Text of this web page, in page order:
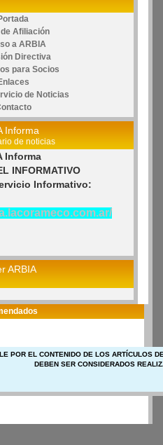
de Afiliación
a ARBIA
Directiva
para Socios
de Noticias
Informa
de noticias
Informa
INFORMATIVO
Informativo:
ARBIA
POR EL CONTENIDO DE LOS ARTÍCULOS
DEBEN SER CONSIDERADOS